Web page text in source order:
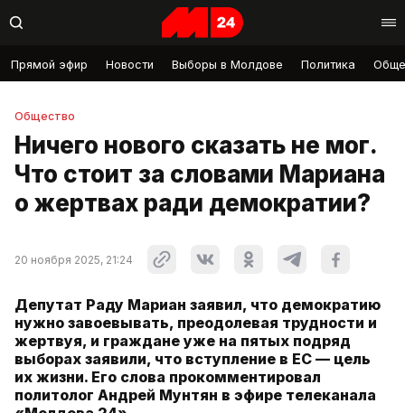
Прямой эфир Новости Выборы в Молдове Политика
Общество
Ничего нового сказать не мог.
Что стоит за словами Мариана
о жертвах ради демократии?
20 ноября 2025, 21:24
Депутат Раду Мариан заявил, что демократию
нужно завоевывать, преодолевая трудности и
жертвуя, и граждане уже на пятых подряд
выборах заявили, что вступление в ЕС — цель
их жизни. Его слова прокомментировал
политолог Андрей Мунтян в эфире телеканала